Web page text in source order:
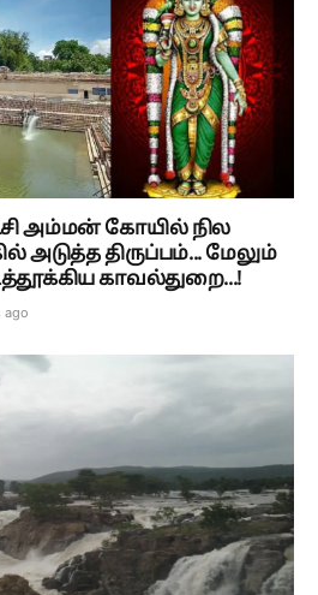
அம்மன் கோயில் நில
அடுத்த திருப்பம்... மேலும்
காவல்துறை...!
ago